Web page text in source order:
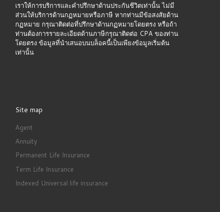
เราให้การบริการและคำปรึกษาด้านประกันชีวิตเท่านั้น ไม่มี
ส่วนให้บริการด้านกฏหมายหรือภาษี หากท่านมีข้อสงสัยด้าน
กฏหมาย กรุณาติดต่อที่ปรึกษาด้านกฏหมายโดยตรง หรือถ้า
ท่านต้องการรายละเอียดด้านภาษีกรุณาติดต่อ CPA ของท่าน
โดยตรง ข้อมูลที่นำเสนอบนบล็อคนี้เป็นเพียงข้อมูลเริ่มต้น
เท่านั้น
Site map
Agent
Annuity
Permanent Life Insurance
Term Life Insurance
Indexed Universal life insurance